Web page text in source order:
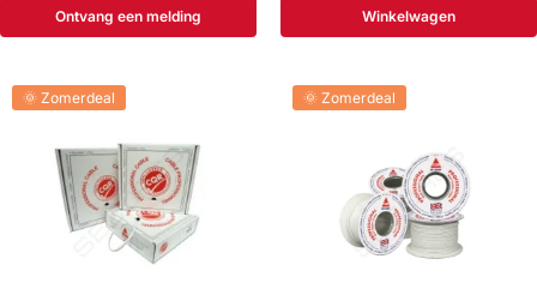
Ontvang een melding Winkelwagen
🌞 Zomerdeal 🌞 Zomerdeal